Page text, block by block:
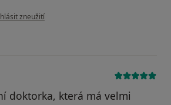
názoru uživatele PetrH
zneužití
doktorka, která má velmi